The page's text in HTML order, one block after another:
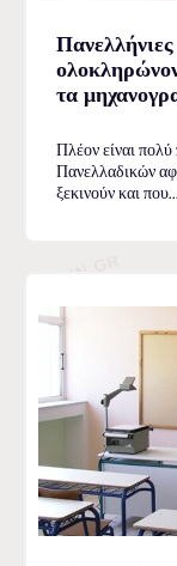
τα
Πλέον είναι
Πανελλαδικών
ξεκινούν και που...